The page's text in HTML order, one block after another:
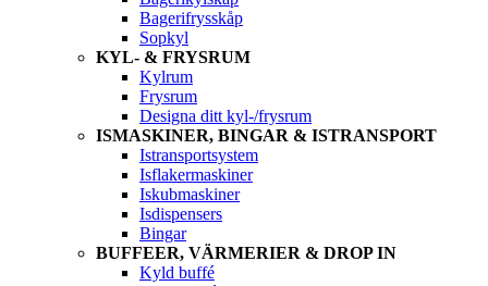
Bagerifrysskåp
Sopkyl
KYL- & FRYSRUM
Kylrum
Frysrum
Designa ditt kyl-/frysrum
ISMASKINER, BINGAR & ISTRANSPORT
Istransportsystem
Isflakermaskiner
Iskubmaskiner
Isdispensers
Bingar
BUFFEER, VÄRMERIER & DROP IN
Kyld buffé